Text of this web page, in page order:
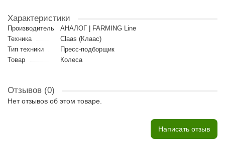
Характеристики
Производитель
АНАЛОГ | FARMING Line
Техника
Claas (Клаас)
Тип техники
Пресс-подборщик
Товар
Колеса
Отзывов (0)
Нет отзывов об этом товаре.
Написать отзыв